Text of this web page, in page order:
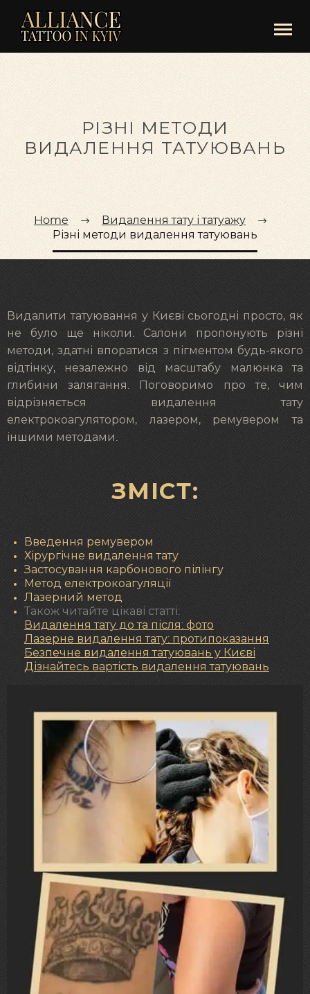
РІЗНІ МЕТОДИ
ВИДАЛЕННЯ ТАТУЮВАНЬ
Home
Видалення тату і татуажу
Різні методи видалення татуювань
Видалити татуювання у Києві сьогодні просто, як
не було ще ніколи. Салони пропонують різні
методи, здатні впоратися з пігментом будь-якого
відтінку, незалежно від масштабу малюнка та
глибини залягання. Поговоримо про те, чим
відрізняється видалення тату
електрокоагулятором, лазером, ремувером та
іншими методами.
ЗМІСТ:
Введення ремувером
Хірургічне видалення тату
Застосування карбонового пілінгу
Метод електрокоагуляції
Лазерний метод
Також читайте цікаві статті:
Видалення тату до та після: фото
Лазерне видалення тату: протипоказання
Безпечне видалення татуювань у Києві
Дізнайтесь вартість видалення татуювань